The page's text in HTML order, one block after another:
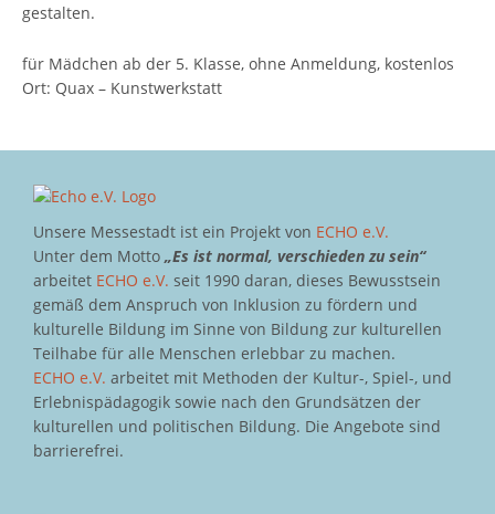
gestalten.
für Mädchen ab der 5. Klasse, ohne Anmeldung, kostenlos
Ort: Quax – Kunstwerkstatt
Unsere Messestadt ist ein Projekt von ECHO e.V.
Unter dem Motto „Es ist normal, verschieden zu sein“
arbeitet ECHO e.V. seit 1990 daran, dieses Bewusstsein
gemäß dem Anspruch von Inklusion zu fördern und
kulturelle Bildung im Sinne von Bildung zur kulturellen
Teilhabe für alle Menschen erlebbar zu machen.
ECHO e.V. arbeitet mit Methoden der Kultur-, Spiel-, und
Erlebnispädagogik sowie nach den Grundsätzen der
kulturellen und politischen Bildung. Die Angebote sind
barrierefrei.